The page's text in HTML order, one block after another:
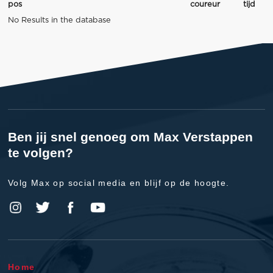
pos coureur
tijd
No Results in the database
Ben jij snel genoeg om Max Verstappen
te volgen?
Volg Max op social media en blijf op de hoogte.
Home